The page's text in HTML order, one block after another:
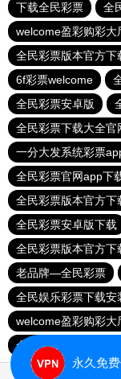
下载全民彩票
全
welcome盈彩购彩大
全民彩票版本官方下
6f彩票welcome
全民彩票安卓版
全民彩票下载大全官
一分大发系统彩票
全民彩票官网app下
全民彩票版本官方下
全民彩票安卓版下载
全民彩票版本官方下
老品牌—全民彩票
全民娱乐彩票下载安
welcome盈彩购彩大
全民彩票官网最新登
永久免